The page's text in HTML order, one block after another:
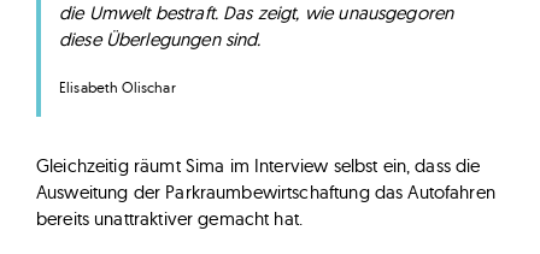
die Umwelt bestraft. Das zeigt, wie unausgegoren
diese Überlegungen sind.
Elisabeth Olischar
Gleichzeitig räumt Sima im Interview selbst ein, dass die
Ausweitung der Parkraumbewirtschaftung das Autofahren
bereits unattraktiver gemacht hat.